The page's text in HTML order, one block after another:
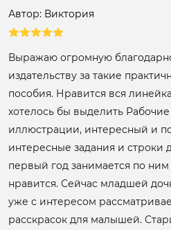
Автор: Виктория
Выражаю огромную
издательству за такие
пособия. Нравится вся
хотелось бы выделить
иллюстрации, интересный и
интересные задания и строки
первый год занимается по
нравится. Сейчас младшей
уже с интересом
расскрасок для малышей.